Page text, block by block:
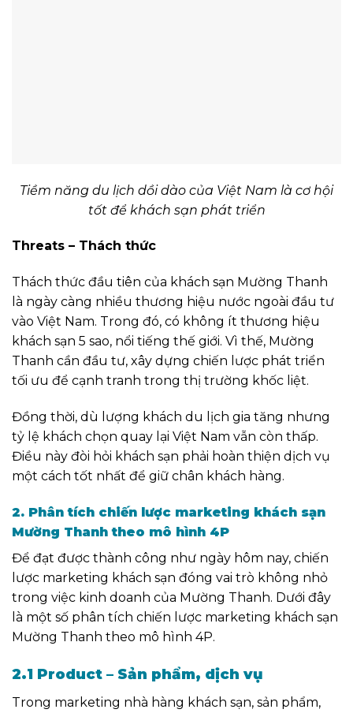
Tiềm năng du lịch dồi dào của Việt Nam là cơ hội
tốt để khách sạn phát triển
Threats – Thách thức
Thách thức đầu tiên của khách sạn Mường Thanh
là ngày càng nhiều thương hiệu nước ngoài đầu tư
vào Việt Nam. Trong đó, có không ít thương hiệu
khách sạn 5 sao, nổi tiếng thế giới. Vì thế, Mường
Thanh cần đầu tư, xây dựng chiến lược phát triển
tối ưu để cạnh tranh trong thị trường khốc liệt.
Đồng thời, dù lượng khách du lịch gia tăng nhưng
tỷ lệ khách chọn quay lại Việt Nam vẫn còn thấp.
Điều này đòi hỏi khách sạn phải hoàn thiện dịch vụ
một cách tốt nhất để giữ chân khách hàng.
2. Phân tích chiến lược marketing khách sạn
Mường Thanh theo mô hình 4P
Để đạt được thành công như ngày hôm nay, chiến
lược marketing khách sạn đóng vai trò không nhỏ
trong việc kinh doanh của Mường Thanh. Dưới đây
là một số phân tích chiến lược marketing khách sạn
Mường Thanh theo mô hình 4P.
2.1 Product – Sản phẩm, dịch vụ
Trong marketing nhà hàng khách sạn, sản phẩm,